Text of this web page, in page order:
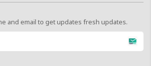
and email to get updates fresh updates.